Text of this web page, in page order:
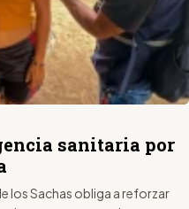
sanitaria por
los Sachas obliga a reforzar